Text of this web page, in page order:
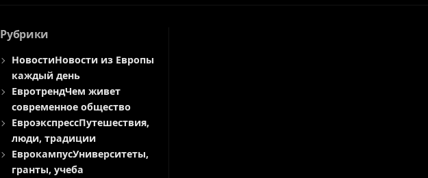
Рубрики
НовостиНовости из Европы
каждый день
ЕвротрендЧем живет
современное общество
ЕвроэкспрессПутешествия,
люди, традиции
ЕврокампусУниверситеты,
гранты, учеба